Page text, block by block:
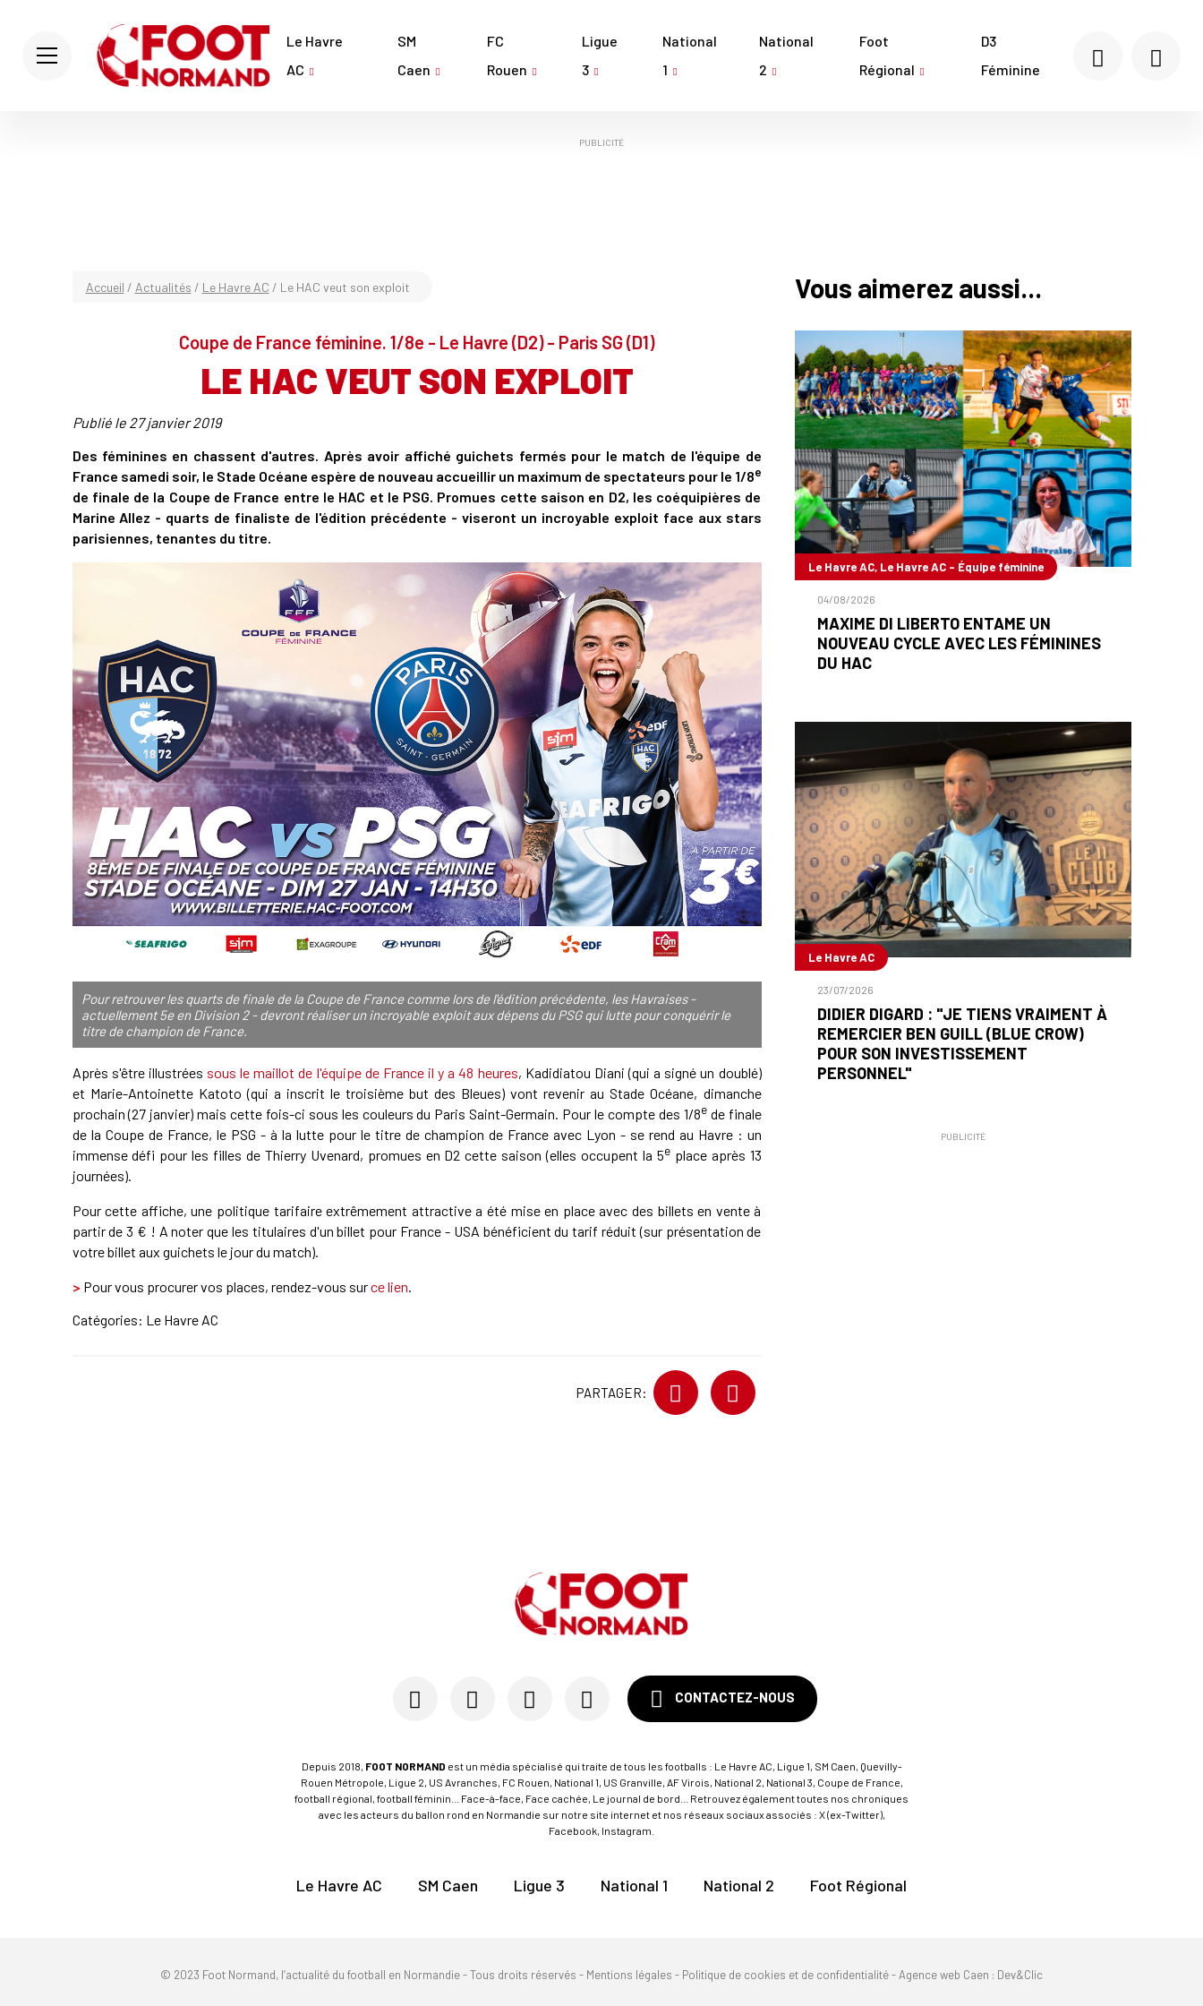
Le Havre
AC
SM
Caen
FC
Rouen
Ligue
3
National
1
National
2
Foot
Régional
D3
Féminine
PUBLICITÉ
Accueil / Actualités / Le Havre AC / Le HAC veut son exploit
Coupe de France féminine. 1/8e - Le Havre (D2) - Paris SG (D1)
LE HAC VEUT SON EXPLOIT
Publié le 27 janvier 2019
Des féminines en chassent d'autres. Après avoir affiché guichets fermés pour le match de l'équipe de
France samedi soir, le Stade Océane espère de nouveau accueillir un maximum de spectateurs pour le 1/8e
de finale de la Coupe de France entre le HAC et le PSG. Promues cette saison en D2, les coéquipières de
Marine Allez - quarts de finaliste de l'édition précédente - viseront un incroyable exploit face aux stars
parisiennes, tenantes du titre.
Pour retrouver les quarts de finale de la Coupe de France comme lors de l'édition précédente, les Havraises -
actuellement 5e en Division 2 - devront réaliser un incroyable exploit aux dépens du PSG qui lutte pour conquérir le
titre de champion de France.
Après s'être illustrées sous le maillot de l'équipe de France il y a 48 heures, Kadidiatou Diani (qui a signé un doublé)
et Marie-Antoinette Katoto (qui a inscrit le troisième but des Bleues) vont revenir au Stade Océane, dimanche
prochain (27 janvier) mais cette fois-ci sous les couleurs du Paris Saint-Germain. Pour le compte des 1/8ede finale
de la Coupe de France, le PSG - à la lutte pour le titre de champion de France avec Lyon - se rend au Havre : un
immense défi pour les filles de Thierry Uvenard, promues en D2 cette saison (elles occupent la 5eplace après 13
journées).
Pour cette affiche, une politique tarifaire extrêmement attractive a été mise en place avec des billets en vente à
partir de 3 € ! A noter que les titulaires d'un billet pour France - USA bénéficient du tarif réduit (sur présentation de
votre billet aux guichets le jour du match).
> Pour vous procurer vos places, rendez-vous surce lien.
Catégories: Le Havre AC
PARTAGER:
Vous aimerez aussi...
Le Havre AC, Le Havre AC - Équipe féminine
04/08/2026
MAXIME DI LIBERTO ENTAME UN
NOUVEAU CYCLE AVEC LES FÉMININES
DU HAC
Le Havre AC
23/07/2026
DIDIER DIGARD : "JE TIENS VRAIMENT À
REMERCIER BEN GUILL (BLUE CROW)
POUR SON INVESTISSEMENT
PERSONNEL"
PUBLICITÉ
CONTACTEZ-NOUS
Depuis 2018, FOOT NORMAND est un média spécialisé qui traite de tous les footballs : Le Havre AC, Ligue 1, SM Caen, Quevilly-
Rouen Métropole, Ligue 2, US Avranches, FC Rouen, National 1, US Granville, AF Virois, National 2, National 3, Coupe de France,
football régional, football féminin... Face-à-face, Face cachée, Le journal de bord... Retrouvez également toutes nos chroniques
avec les acteurs du ballon rond en Normandie sur notre site internet et nos réseaux sociaux associés : X (ex-Twitter),
Facebook, Instagram.
Le Havre AC SM Caen Ligue 3 National 1 National 2 Foot Régional
© 2023 Foot Normand, l’actualité du football en Normandie - Tous droits réservés - Mentions légales - Politique de cookies et de confidentialité-Agence web Caen : Dev&Clic